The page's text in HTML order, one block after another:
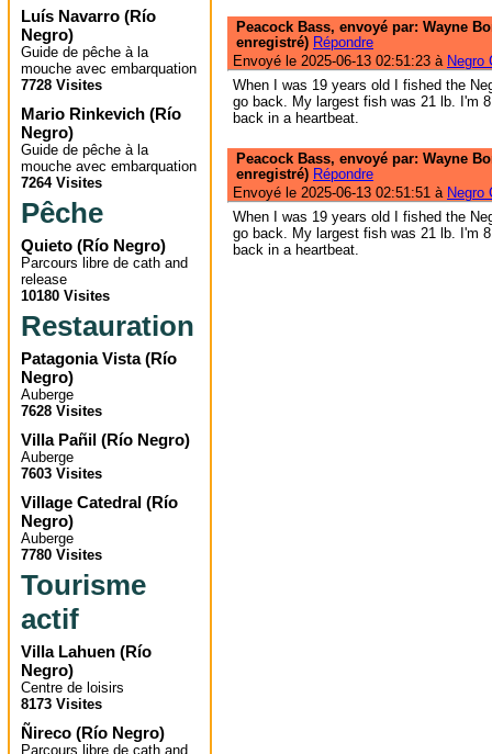
Luís Navarro (Río
Negro)
Guide de pêche à la
mouche avec embarquation
7728 Visites
Mario Rinkevich (Río
Negro)
Guide de pêche à la
mouche avec embarquation
7264 Visites
Pêche
Quieto (Río Negro)
Parcours libre de cath and
release
10180 Visites
Restauration
Patagonia Vista(Río
Negro)
Auberge
7628 Visites
Villa Pañil (Río Negro)
Auberge
7603 Visites
Village Catedral (Río
Negro)
Auberge
7780 Visites
Tourisme
actif
Villa Lahuen (Río
Negro)
Centre de loisirs
8173 Visites
Ñireco (Río Negro)
Parcours libre de cath and
Peacock Bass, envoyé par: Wayne
enregistré) Répondre
Envoyé le 2025-06-13 02:51:23 à Negro
When I was 19 years old I fished the
go back. My largest fish was 21 lb. I'm
back in a heartbeat.
Peacock Bass, envoyé par: Wayne
enregistré) Répondre
Envoyé le 2025-06-13 02:51:51 à Negro
When I was 19 years old I fished the
go back. My largest fish was 21 lb. I'm
back in a heartbeat.